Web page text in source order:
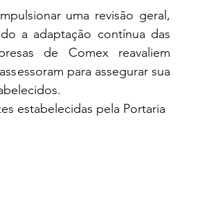
uma revisão geral,
a adaptação contínua das
de Comex reavaliem
para assegurar sua
estabelecidas pela Portaria